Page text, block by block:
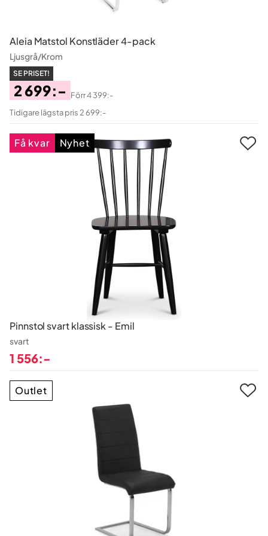
Aleia Matstol Konstläder 4-pack
Ljusgrå/Krom
SE PRISET!
Pris
2 699:-
Original
Pris
Förr4 399:-
Tidigare lägsta pris 2 699:-
Pinnstol svart klassisk - Emil
svart
Pris
1 556:-
Få kvar Nyhet
Outlet